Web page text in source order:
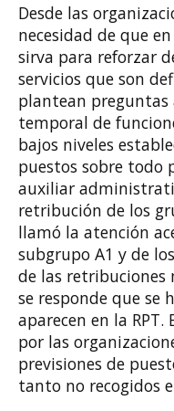
Desde las
necesidad de que
sirva para reforzar
servicios que son
plantean preguntas
temporal de
bajos niveles
puestos sobre todo
auxiliar
retribución de los
llamó la atención
subgrupo A1 y de
de las retribuciones
se responde que se
aparecen en la
por las
previsiones de
tanto no recogidos